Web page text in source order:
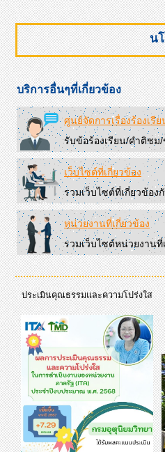
น
บริการอื่นๆที่เกี่ยวข้อง
ศูนย์จัดการเรื่องร้องเรีย
รับข้อร้องเรียน/คำติชม
เว็บไซต์ที่เกี่ยวข้อง
รวมเว็บไซต์ที่เกี่ยวข้อ
หน่วยงานที่เกี่ยวข้อง
รวมเว็บไซต์หน่วยงาน
ประเมินคุณธรรมและความโปร่งใส